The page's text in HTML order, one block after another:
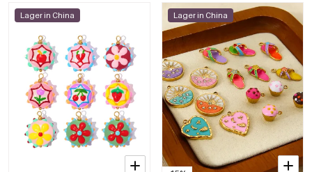
Lager in China Lager in China